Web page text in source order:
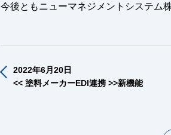
今後ともニューマネジメントシステム
2022年6月20日
<< 塗料メーカーEDI連携 >>新機能